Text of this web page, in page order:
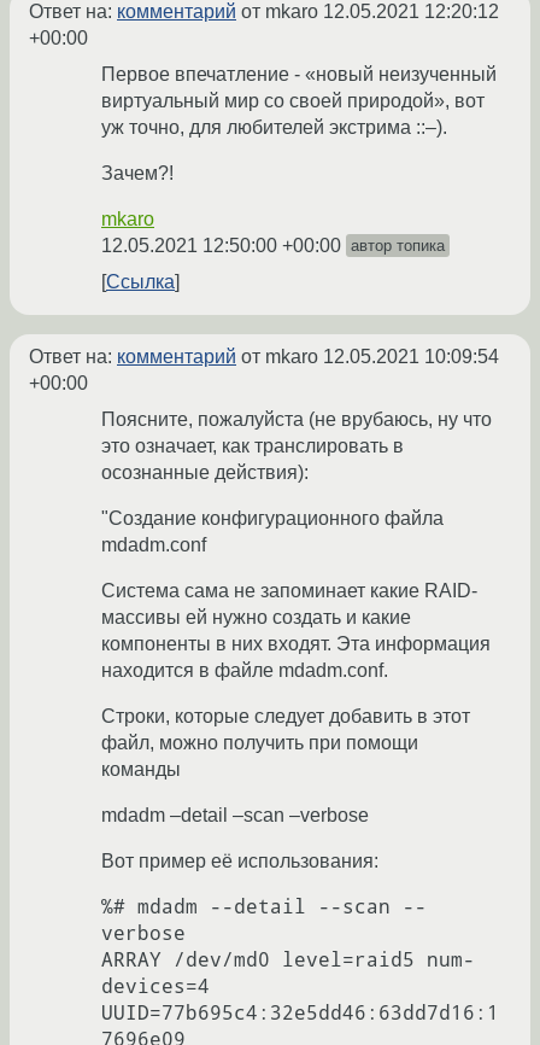
Ответ на: комментарий от mkaro 12.05.2021 12:20:12
+00:00
Первое впечатление - «новый неизученный
виртуальный мир со своей природой», вот
уж точно, для любителей экстрима ::–).
Зачем?!
mkaro
12.05.2021 12:50:00 +00:00 автор топика
Ссылка
Ответ на: комментарий от mkaro 12.05.2021 10:09:54
+00:00
Поясните, пожалуйста (не врубаюсь, ну что
это означает, как транслировать в
осознанные действия):
"Создание конфигурационного файла
mdadm.conf
Система сама не запоминает какие RAID-
массивы ей нужно создать и какие
компоненты в них входят. Эта информация
находится в файле mdadm.conf.
Строки, которые следует добавить в этот
файл, можно получить при помощи
команды
mdadm –detail –scan –verbose
Вот пример её использования:
%# mdadm --detail --scan --
verbose
ARRAY /dev/md0 level=raid5 num-
devices=4
UUID=77b695c4:32e5dd46:63dd7d16:1
7696e09